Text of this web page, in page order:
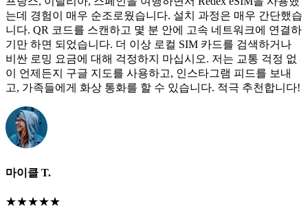
는데 경험이 매우 순조로웠습니다. 설치 과정은 매우 간단했습
니다. QR 코드를 스캔하고 몇 분 안에 고속 네트워크에 연결하
기만 하면 되었습니다. 더 이상 로컬 SIM 카드를 검색하거나
비싼 로밍 요금에 대해 걱정하지 마십시오. 저는 교통 걱정 없
이 언제든지 구글 지도를 사용하고, 인스타그램 피드를 보내
고, 가족들에게 화상 통화를 할 수 있습니다. 적극 추천합니다!
마이클 T.
★★★★★